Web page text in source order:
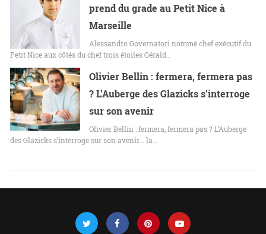
prend du grade au Petit Nice à
Marseille
Alessandro Governatori nommé chef exécutif du
Petit Nice aux côtés du chef trois étoiles Gérald…
Olivier Bellin : fermera, fermera pas
? L’Auberge des Glazicks s’interroge
sur son avenir
Olivier Bellin : fermera, fermera pas ? L’Auberge
des Glazicks s’interroge sur son avenir... la…